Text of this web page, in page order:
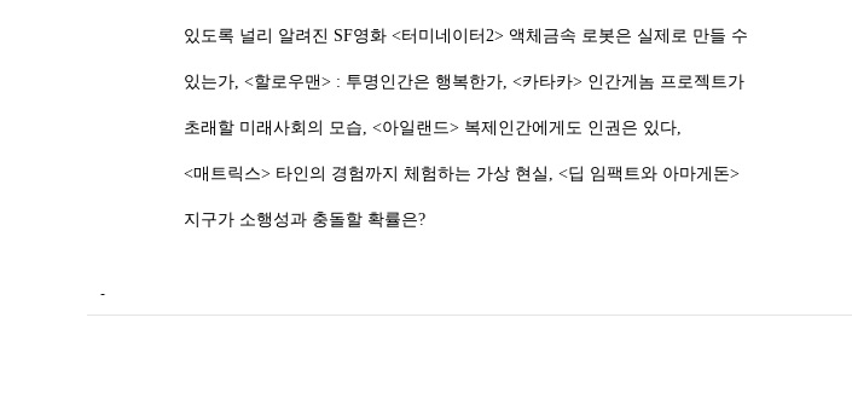
있도록 널리 알려진 SF영화 <터미네이터2> 액체금속 로봇은 실제로 만들 수
있는가, <할로우맨> : 투명인간은 행복한가, <카타카> 인간게놈 프로젝트가
초래할 미래사회의 모습, <아일랜드> 복제인간에게도 인권은 있다,
<매트릭스> 타인의 경험까지 체험하는 가상 현실, <딥 임팩트와 아마게돈>
지구가 소행성과 충돌할 확률은?
-